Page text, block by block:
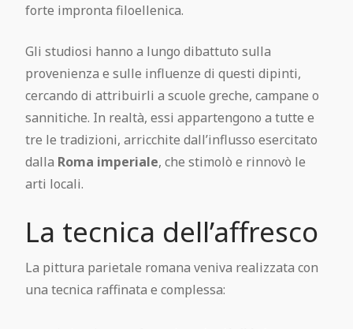
forte impronta filoellenica.
Gli studiosi hanno a lungo dibattuto sulla
provenienza e sulle influenze di questi dipinti,
cercando di attribuirli a scuole greche, campane o
sannitiche. In realtà, essi appartengono a tutte e
tre le tradizioni, arricchite dall’influsso esercitato
dalla Roma imperiale, che stimolò e rinnovò le
arti locali.
La tecnica dell’affresco
La pittura parietale romana veniva realizzata con
una tecnica raffinata e complessa: